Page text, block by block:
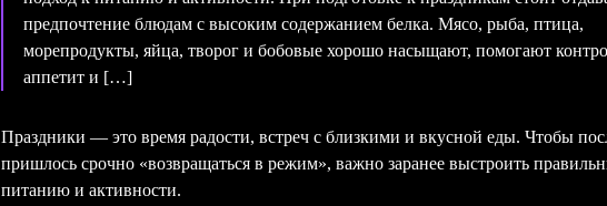
предпочтение блюдам с высоким содержанием белка. Мясо, рыба, птица,
морепродукты, яйца, творог и бобовые хорошо насыщают, помогают
аппетит и […]
Праздники — это время радости, встреч с близкими и вкусной еды. Чтобы
пришлось срочно «возвращаться в режим», важно заранее выстроить
питанию и активности.